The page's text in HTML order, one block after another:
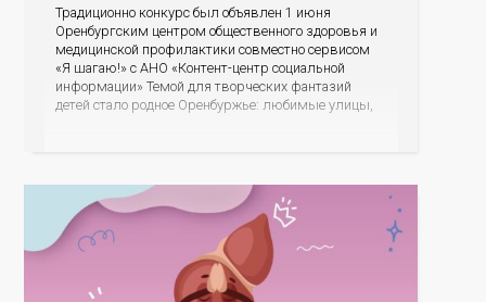
Традиционно конкурс был объявлен 1 июня
Оренбургским центром общественного здоровья и
медицинской профилактики совместно сервисом
«Я шагаю!» с АНО «Контент-центр социальной
информации» Темой для творческих фантазий
детей стало родное Оренбуржье: любимые улицы,